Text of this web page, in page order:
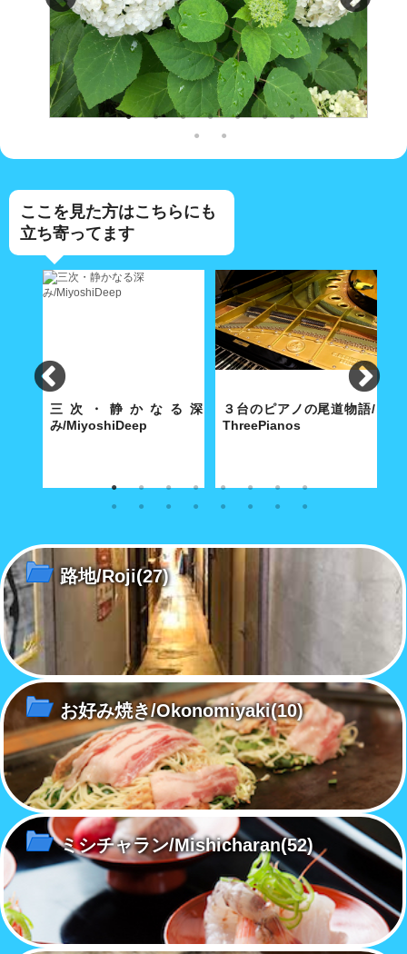
ここを見た方はこちらにも
立ち寄ってます
三次・静かなる深
み/MiyoshiDeep
雪化粧の三次のまちには深みの
３台のピアノの尾道物語/
ThreePianos
歴史都市・尾道にふさわしい3
路地/Roji(27)
お好み焼き/Okonomiyaki(10)
ミシチャラン/Mishicharan(52)